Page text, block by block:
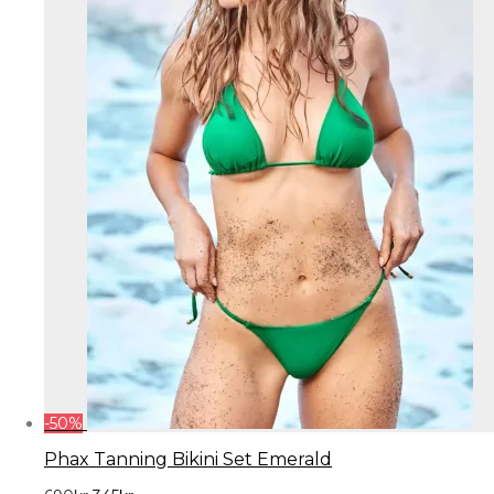
-50%
Phax Tanning Bikini Set Emerald